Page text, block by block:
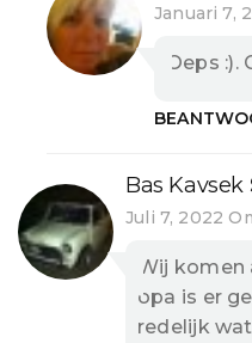
Januari 7,
Oeps :).
Bas Kavsek
Juli 7, 2022
Wij komen
opa is er
redelijk